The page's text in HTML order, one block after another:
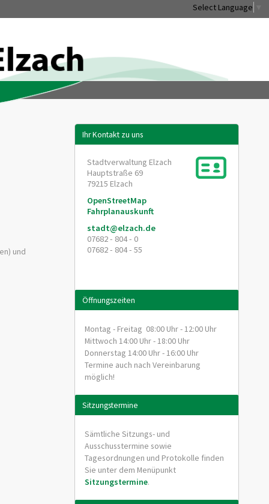
Select Language
und
Ihr Kontakt zu uns
Stadtverwaltung Elzach
Hauptstraße 69
79215 Elzach
OpenStreetMap
Fahrplanauskunft
stadt@elzach.de
07682 - 804 - 0
07682 - 804 - 55
Öffnungszeiten
Montag - Freitag 08:00 Uhr - 12:00 Uhr
Mittwoch 14:00 Uhr - 18:00 Uhr
Donnerstag 14:00 Uhr - 16:00 Uhr
Termine auch nach Vereinbarung
möglich!
Sitzungstermine
Sämtliche Sitzungs- und
Ausschusstermine sowie
Tagesordnungen und Protokolle finden
Sie unter dem Menüpunkt
Sitzungstermine.